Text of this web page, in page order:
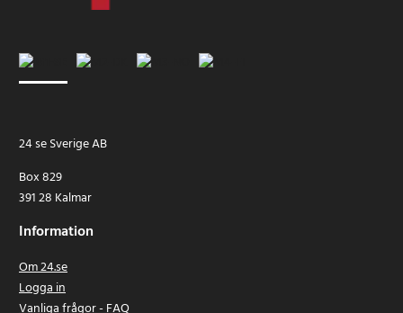
24 se Sverige AB
Box 829
391 28 Kalmar
Information
Om 24.se
Logga in